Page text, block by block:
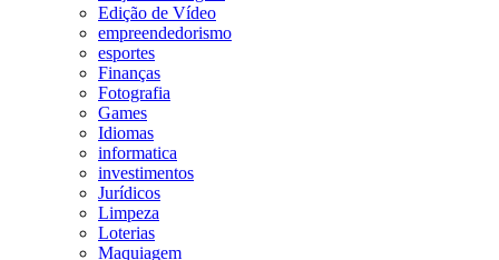
Edição de Vídeo
empreendedorismo
esportes
Finanças
Fotografia
Games
Idiomas
informatica
investimentos
Jurídicos
Limpeza
Loterias
Maquiagem